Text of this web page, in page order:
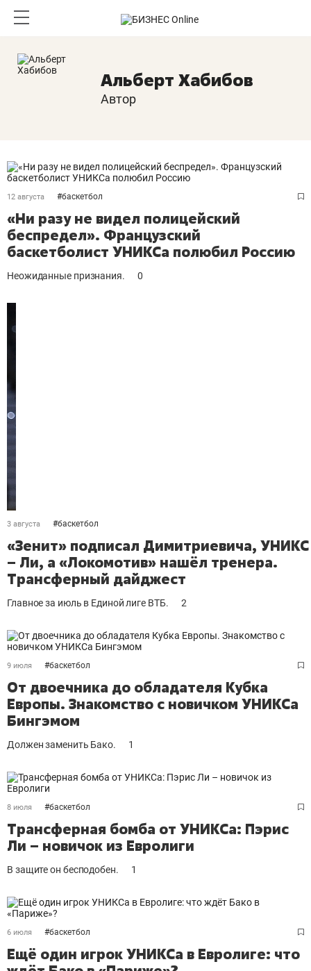
Альберт Хабибов
Автор
12 августа #баскетбол
«Ни разу не видел полицейский
беспредел». Французский
баскетболист УНИКСа полюбил Россию
Неожиданные признания. 0
3 августа #баскетбол
«Зенит» подписал Димитриевича, УНИКС
– Ли, а «Локомотив» нашёл тренера.
Трансферный дайджест
Главное за июль в Единой лиге ВТБ. 2
9 июля #баскетбол
От двоечника до обладателя Кубка
Европы. Знакомство с новичком УНИКСа
Бингэмом
Должен заменить Бако. 1
8 июля #баскетбол
Трансферная бомба от УНИКСа: Пэрис
Ли – новичок из Евролиги
В защите он бесподобен. 1
6 июля #баскетбол
Ещё один игрок УНИКСа в Евролиге: что